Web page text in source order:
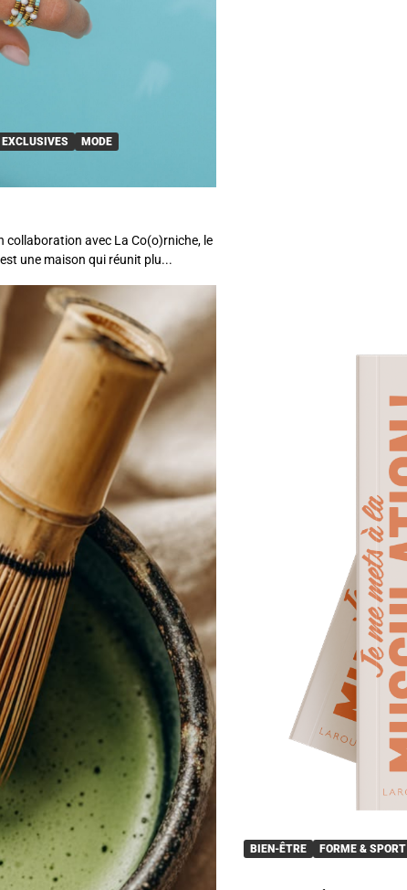
MODE
avec La Co(o)rniche, le
une maison qui réunit plu...
BIEN-ÊTRE FORME & SPORT